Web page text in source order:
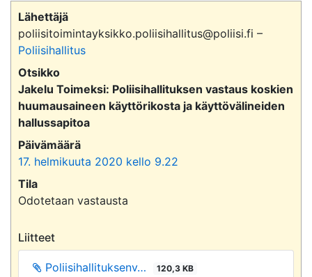
Lähettäjä
poliisitoimintayksikko.poliisihallitus@poliisi.fi –
Poliisihallitus
Otsikko
Jakelu Toimeksi: Poliisihallituksen vastaus koskien
huumausaineen käyttörikosta ja käyttövälineiden
hallussapitoa
Päivämäärä
17. helmikuuta 2020 kello 9.22
Tila
Odotetaan vastausta
Liitteet
Poliisihallituksenv… 120,3 KB